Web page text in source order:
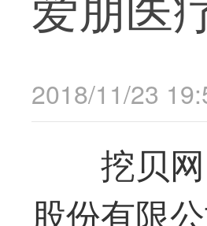
2018/11/23
挖贝
股份有限